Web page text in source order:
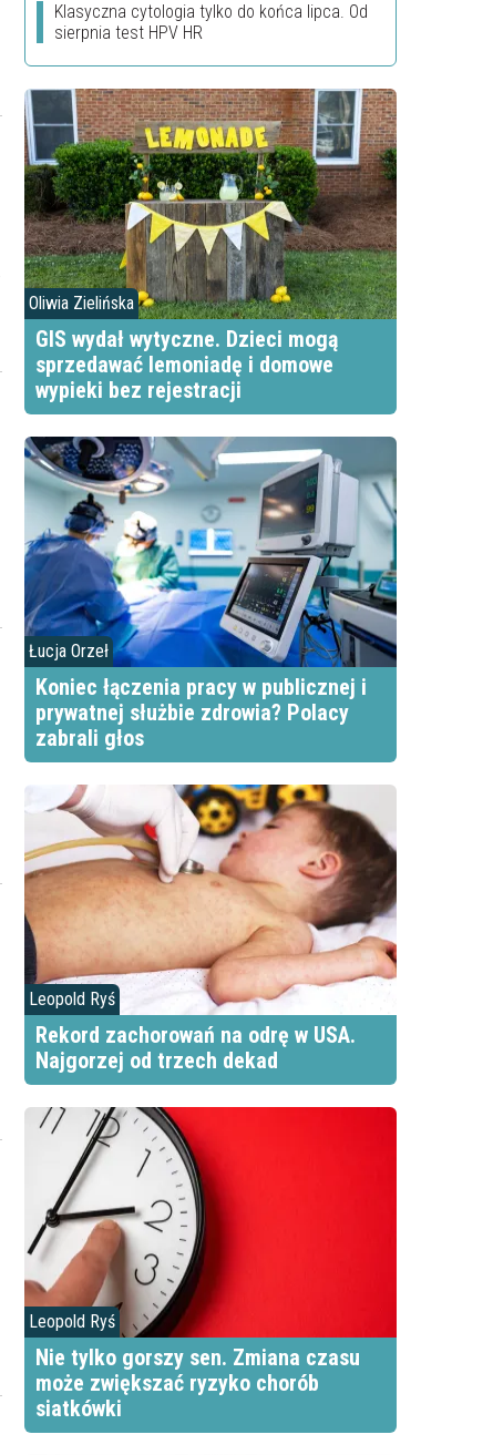
Klasyczna cytologia tylko do końca lipca. Od
sierpnia test HPV HR
Oliwia Zielińska
GIS wydał wytyczne. Dzieci mogą
sprzedawać lemoniadę i domowe
wypieki bez rejestracji
Łucja Orzeł
Koniec łączenia pracy w publicznej i
prywatnej służbie zdrowia? Polacy
zabrali głos
Leopold Ryś
Rekord zachorowań na odrę w USA.
Najgorzej od trzech dekad
Leopold Ryś
Nie tylko gorszy sen. Zmiana czasu
może zwiększać ryzyko chorób
siatkówki